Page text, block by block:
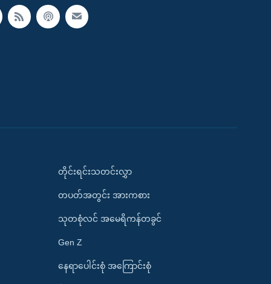
တိုင်းရင်းသတင်းလွှာ
တပတ်အတွင်း အားကစား
သုတစုံလင် အမေရိကန်တခွင်
Gen Z
နေရာပေါင်းစုံ အကြောင်းစုံ